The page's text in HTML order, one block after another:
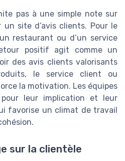
pas à une simple note sur
site d’avis clients. Pour le
restaurant ou d’un service
positif agit comme un
des avis clients valorisants
le service client ou
la motivation. Les équipes
leur implication et leur
favorise un climat de travail
sur la clientèle